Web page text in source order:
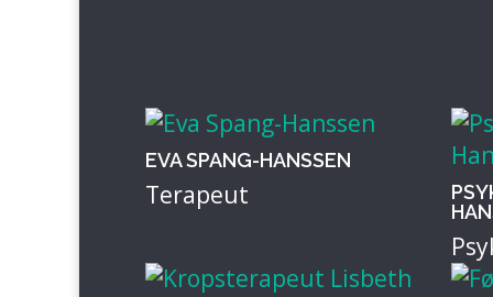
EVA SPANG-HANSSEN
Terapeut